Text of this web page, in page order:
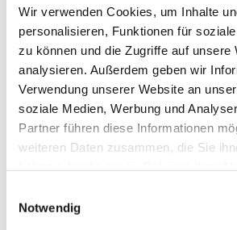
Wir verwenden Cookies, um Inhalte
personalisieren, Funktionen für
zu können und die Zugriffe auf unsere
analysieren. Außerdem geben wir
Verwendung unserer Website an
soziale Medien, Werbung und
Partner führen diese Informationen
weiteren Daten zusammen, die Sie
Notwendig
grünlich bis bläulich
Fassade wurde gestaltet mit den
DreifachverglasungenCLIMATOP
176 und CLIMATOP COOL-LITE
– ein neutrales und hochselektives
Sonnenschutzglas. Für eine
Tageslichtausbeute und effiziente
Sonnenenergienutzung sorgt das
ECLAZ ONE, das von Saint-Gobain
entwickelt wurde.